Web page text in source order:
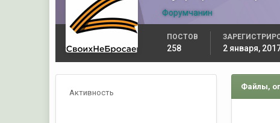
Форумчанин
ПОСТОВ
258 2 января,
Активность
Файлы,